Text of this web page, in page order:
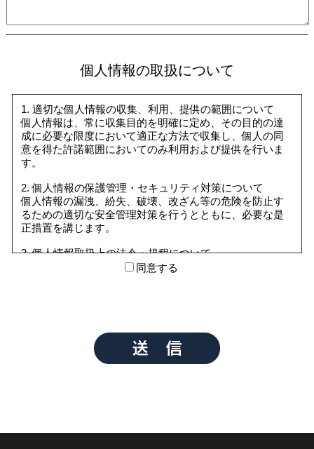
個人情報の取扱について
1. 適切な個人情報の収集、利用、提供の範囲について
個人情報は、常に収集目的を明確に定め、その目的の達
成に必要な限度において適正な方法で収集し、個人の同
意を得た許諾範囲においてのみ利用および提供を行いま
す。
2. 個人情報の保護管理・セキュリティ対策について
個人情報の漏洩、紛失、破壊、改ざん等の危険を防止す
るための適切な安全管理対策を行うとともに、必要な是
正措置を講じます。
3. 個人情報取扱上の法令・規程について
個人情報を取扱う業務の遂行にあたっては、個人情報の
個人情報の保護に万全を期すため、個人情報管理の仕組
みを適宜見直し、継続的に改善していきます。
同意する